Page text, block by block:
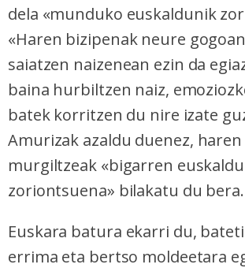
dela «munduko euskaldunik
«Haren bizipenak neure
saiatzen naizenean ezin da
baina hurbiltzen naiz,
batek korritzen du nire izate
Amurizak azaldu duenez, haren
murgiltzeak «bigarren
zoriontsuena» bilakatu du bera.
Euskara batura ekarri du,
errima eta bertso moldeetara